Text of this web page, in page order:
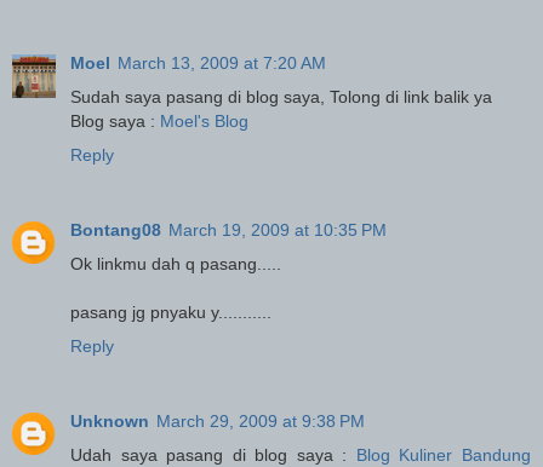
Moel March 13, 2009 at 7:20 AM
Sudah saya pasang di blog saya, Tolong di link balik ya
Blog saya : Moel's Blog
Reply
Bontang08 March 19, 2009 at 10:35 PM
Ok linkmu dah q pasang.....
pasang jg pnyaku y...........
Reply
Unknown March 29, 2009 at 9:38 PM
Udah saya pasang di blog saya : Blog Kuliner Bandung